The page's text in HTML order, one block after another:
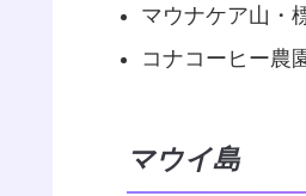
マウナケア山・
コナコーヒー農
マウイ島